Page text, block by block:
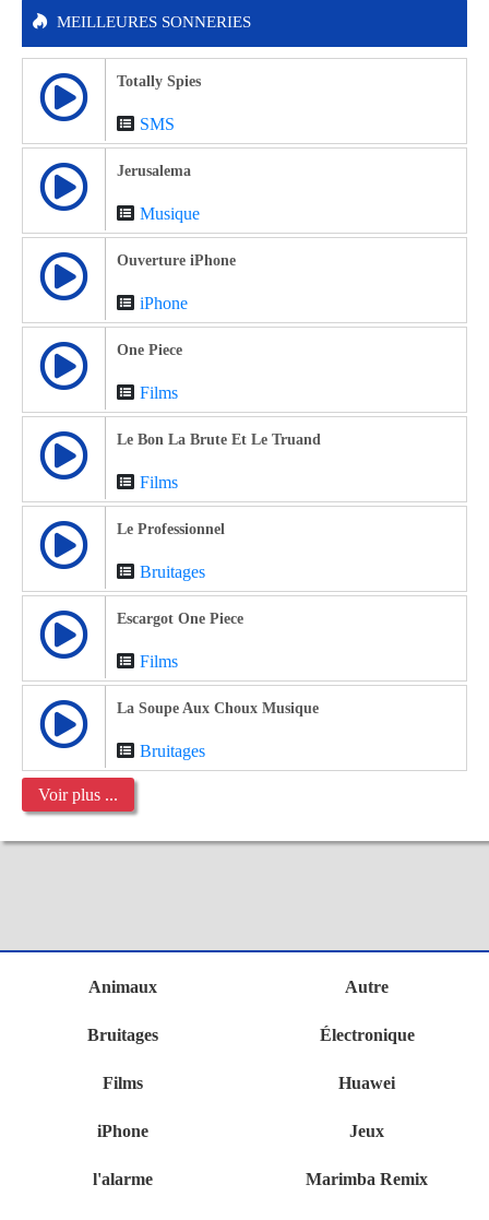
MEILLEURES SONNERIES
Totally Spies
SMS
Jerusalema
Musique
Ouverture iPhone
iPhone
One Piece
Films
Le Bon La Brute Et Le Truand
Films
Le Professionnel
Bruitages
Escargot One Piece
Films
La Soupe Aux Choux Musique
Bruitages
Voir plus ...
Animaux Autre
Bruitages Électronique
Films Huawei
iPhone Jeux
l'alarme Marimba Remix